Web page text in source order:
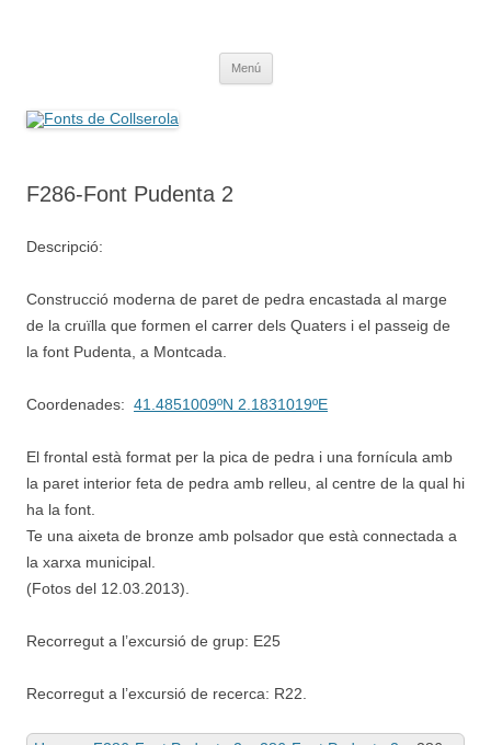
Menú
F286-Font Pudenta 2
Descripció:
Construcció moderna de paret de pedra encastada al marge
de la cruïlla que formen el carrer dels Quaters i el passeig de
la font Pudenta, a Montcada.
Coordenades: 41.4851009ºN 2.1831019ºE
El frontal està format per la pica de pedra i una fornícula amb
la paret interior feta de pedra amb relleu, al centre de la qual hi
ha la font.
Te una aixeta de bronze amb polsador que està connectada a
la xarxa municipal.
(Fotos del 12.03.2013).
Recorregut a l’excursió de grup: E25
Recorregut a l’excursió de recerca: R22.